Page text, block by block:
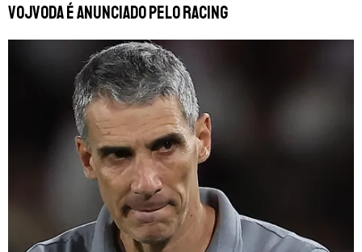
Vojvoda é anunciado pelo Racing